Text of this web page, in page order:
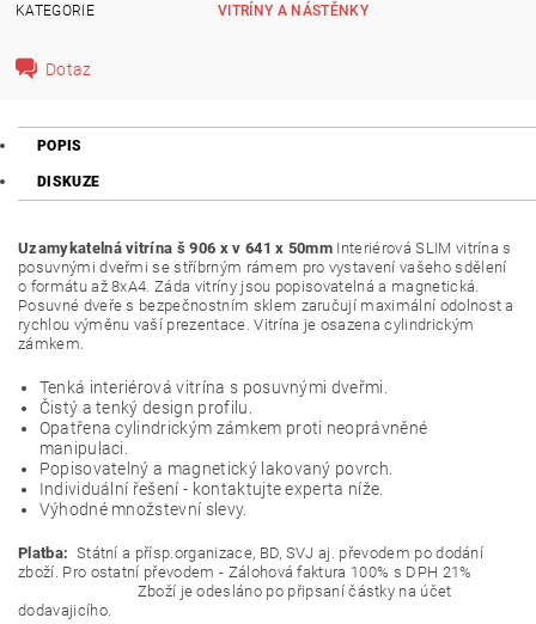
KATEGORIE
VITRÍNY A NÁSTĚNKY
Dotaz
POPIS
DISKUZE
Uzamykatelná vitrína š 906 x v 641 x 50mm Interiérová SLIM vitrína s
posuvnými dveřmi se stříbrným rámem pro vystavení vašeho sdělení
o formátu až 8xA4. Záda vitríny jsou popisovatelná a magnetická.
Posuvné dveře s bezpečnostním sklem zaručují maximální odolnost a
rychlou výměnu vaší prezentace. Vitrína je osazena cylindrickým
zámkem.
Tenká interiérová vitrína s posuvnými dveřmi.
Čistý a tenký design profilu.
Opatřena cylindrickým zámkem proti neoprávněné
manipulaci.
Popisovatelný a magnetický lakovaný povrch.
Individuální řešení - kontaktujte experta níže.
Výhodné množstevní slevy.
Platba: Státní a přísp.organizace, BD, SVJ aj. převodem po dodání
zboží. Pro ostatní převodem - Zálohová faktura 100% s DPH 21%
Zboží je odesláno po připsaní částky na účet
dodavajicího.